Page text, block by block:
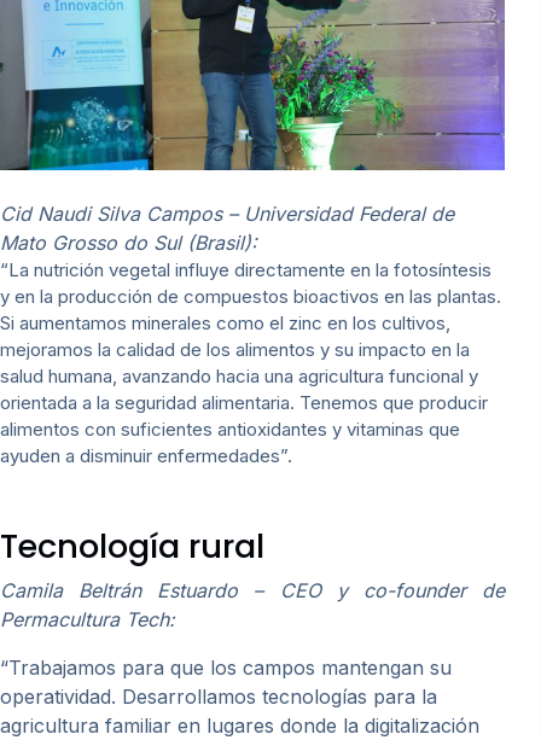
Cid Naudi Silva Campos – Universidad Federal de
Mato Grosso do Sul (Brasil):
“La nutrición vegetal influye directamente en la fotosíntesis
y en la producción de compuestos bioactivos en las plantas.
Si aumentamos minerales como el zinc en los cultivos,
mejoramos la calidad de los alimentos y su impacto en la
salud humana, avanzando hacia una agricultura funcional y
orientada a la seguridad alimentaria. Tenemos que producir
alimentos con suficientes antioxidantes y vitaminas que
ayuden a disminuir enfermedades”.
Tecnología rural
Camila Beltrán Estuardo – CEO y co-founder de
Permacultura Tech:
“Trabajamos para que los campos mantengan su
operatividad. Desarrollamos tecnologías para la
agricultura familiar en lugares donde la digitalización